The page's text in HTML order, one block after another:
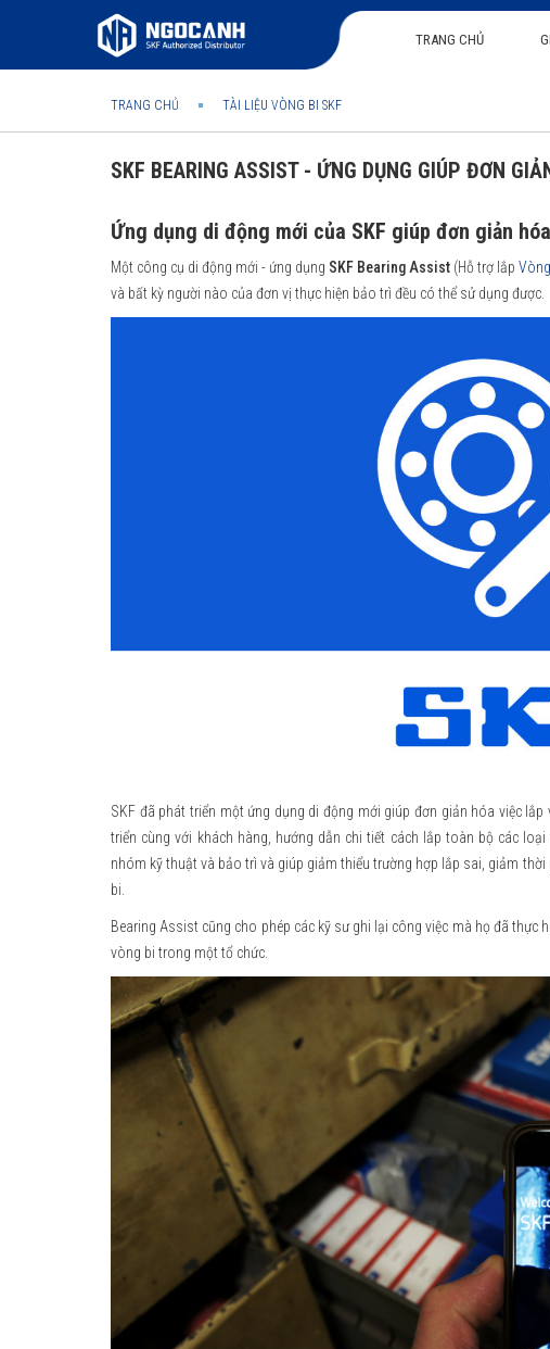
TRANG CHỦ
TRANG CHỦ TÀI LIỆU VÒNG BI SKF
SKF BEARING ASSIST - ỨNG DỤNG GIÚP ĐƠN
Ứng dụng di động mới của SKF giúp đơn giản
Một công cụ di động mới - ứng dụng SKF Bearing Assist (Hỗ trợ lắp
và bất kỳ người nào của đơn vị thực hiện bảo trì đều có thể sử dụng được.
SKF đã phát triển một ứng dụng di động mới giúp đơn giản hóa việc
triển cùng với khách hàng, hướng dẫn chi tiết cách lắp toàn bộ các
nhóm kỹ thuật và bảo trì và giúp giảm thiểu trường hợp lắp sai, giảm
bi.
Bearing Assist cũng cho phép các kỹ sư ghi lại công việc mà họ đã thực
vòng bi trong một tổ chức.